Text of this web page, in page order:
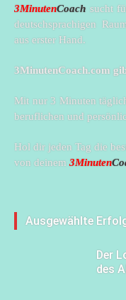
3MinutenCoach sucht
deutschsprachigen
aus erster Hand.
3MinutenCoach.com
Mit nur 3 Minuten
beruflichen und
Hol dir jeden Tag die
von deinem3Minuten
Ausgewählte
Der
des